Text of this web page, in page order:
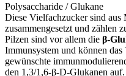
Polysaccharide / Glukane
Diese Vielfachzucker sind aus
zusammengesetzt und zählen
Pilzen sind vor allem die β-
Immunsystem und können
gewünschte
den 1,3/1,6-β-D-Glukanen